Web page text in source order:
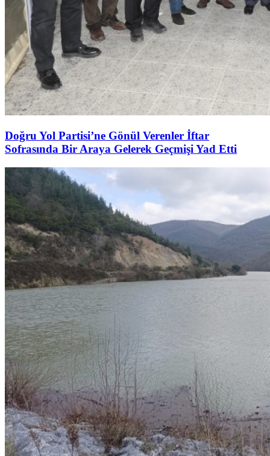
Doğru Yol Partisi’ne Gönül Verenler İftar
Sofrasında Bir Araya Gelerek Geçmişi Yad Etti